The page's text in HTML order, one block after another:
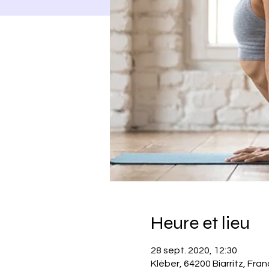
Heure et lieu
28 sept. 2020, 12:30
Kléber, 64200 Biarritz,